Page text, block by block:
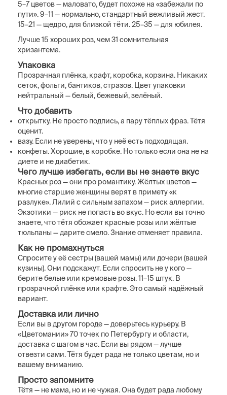
5–7 цветов — маловато, будет похоже на «забежали по
пути». 9–11 — нормально, стандартный вежливый жест.
15–21 — щедро, для близкой тёти. 25–35 — для юбилея.
Лучше 15 хороших роз, чем 31 сомнительная
хризантема.
Упаковка
Прозрачная плёнка, крафт, коробка, корзина. Никаких
сеток, фольги, бантиков, стразов. Цвет упаковки
нейтральный — белый, бежевый, зелёный.
Что добавить
открытку. Не просто подпись, а пару тёплых фраз. Тётя
оценит.
вазу. Если не уверены, что у неё есть подходящая.
конфеты. Хорошие, в коробке. Но только если она не на
диете и не диабетик.
Чего лучше избегать, если вы не знаете вкус
Красных роз — они про романтику. Жёлтых цветов —
многие старшие женщины верят в примету «к
разлуке». Лилий с сильным запахом — риск аллергии.
Экзотики — риск не попасть во вкус. Но если вы точно
знаете, что тётя обожает красные розы или жёлтые
тюльпаны — дарите смело. Знание отменяет правила.
Как не промахнуться
Спросите у её сестры (вашей мамы) или дочери (вашей
кузины). Они подскажут. Если спросить не у кого —
берите белые или кремовые розы. 11–15 штук. В
прозрачной плёнке или крафте. Это самый надёжный
вариант.
Доставка или лично
Если вы в другом городе — доверьтесь курьеру. В
«Цветомании» 70 точек по Петербургу и области,
доставка с шагом в час. Если вы рядом — лучше
отвезти сами. Тётя будет рада не только цветам, но и
вашему вниманию.
Просто запомните
Тётя — не мама, но и не чужая. Она будет рада любому